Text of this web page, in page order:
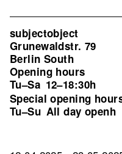
subjectobject
Grunewaldstr. 79
Berlin South
Opening hours
Tu–Sa 12–18:30h
Special opening
Tu–Su All day openh